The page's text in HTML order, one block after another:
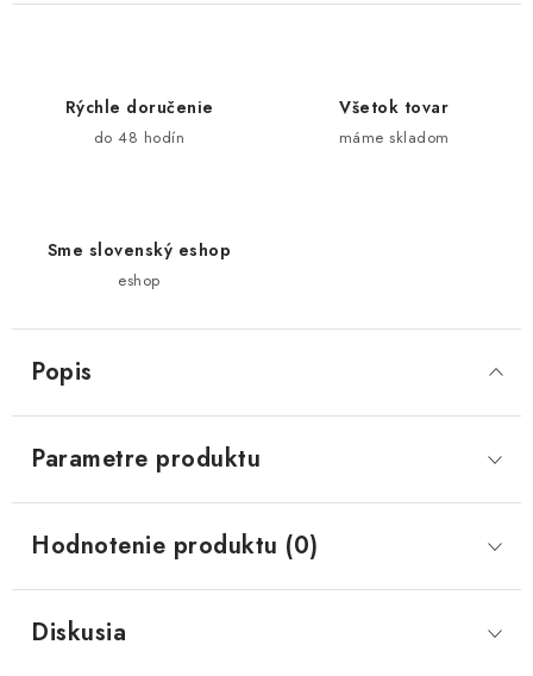
Rýchle doručenie
do 48 hodín
Všetok tovar
máme skladom
Sme slovenský eshop
eshop
Popis
Parametre produktu
Hodnotenie produktu (0)
Diskusia